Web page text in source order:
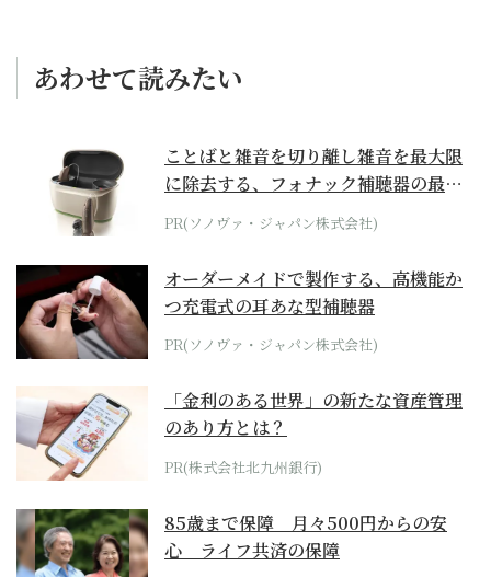
あわせて読みたい
ことばと雑音を切り離し雑音を最大限
に除去する、フォナック補聴器の最上
位モデル
PR(ソノヴァ・ジャパン株式会社)
オーダーメイドで製作する、高機能か
つ充電式の耳あな型補聴器
PR(ソノヴァ・ジャパン株式会社)
「金利のある世界」の新たな資産管理
のあり方とは？
PR(株式会社北九州銀行)
85歳まで保障 月々500円からの安
心 ライフ共済の保障